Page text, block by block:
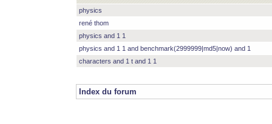
physics
rené thom
physics and 1 1
physics and 1 1 and benchmark(2999999|md5|now) and 1
characters and 1 t and 1 1
Index du forum